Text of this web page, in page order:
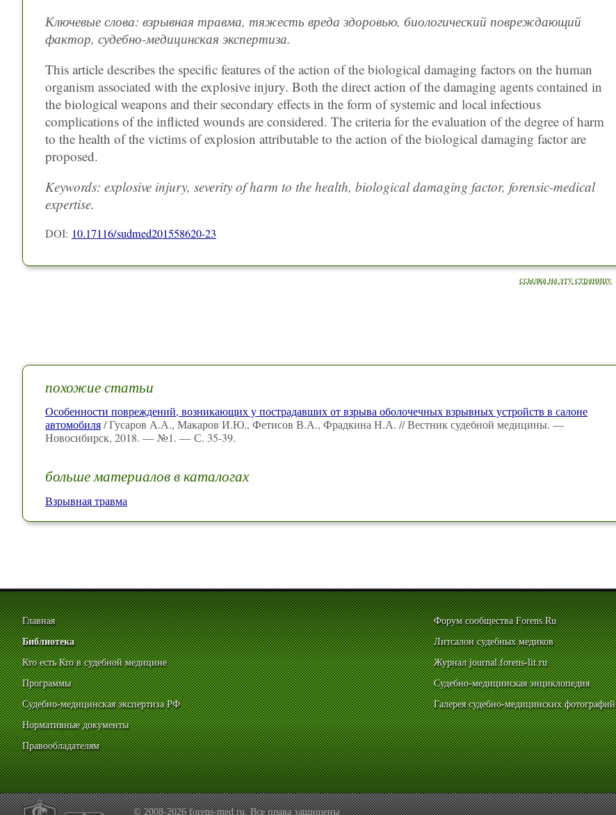
Ключевые слова: взрывная травма, тяжесть вреда здоровью, биологический повреждающий
фактор, судебно-медицинская экспертиза.
This article describes the specific features of the action of the biological damaging factors on the human
organism associated with the explosive injury. Both the direct action of the damaging agents contained in
the biological weapons and their secondary effects in the form of systemic and local infectious
complications of the inflicted wounds are considered. The criteria for the evaluation of the degree of harm
to the health of the victims of explosion attributable to the action of the biological damaging factor are
proposed.
Keywords: explosive injury, severity of harm to the health, biological damaging factor, forensic-medical
expertise.
DOI: 10.17116/sudmed201558620-23
ссылка на эту страницу
похожие статьи
Особенности повреждений, возникающих у пострадавших от взрыва оболочечных взрывных устройств в салоне
автомобиля/ Гусаров А.А., Макаров И.Ю., Фетисов В.А., Фрадкина Н.А. // Вестник судебной медицины. —
Новосибирск, 2018. — №1. — С. 35-39.
больше материалов в каталогах
Взрывная травма
Главная
Библиотека
Кто есть Кто в судебной медицине
Программы
Судебно-медицинская экспертиза РФ
Нормативные документы
Правообладателям
Форум сообщества Forens.Ru
Литсалон судебных медиков
Журнал journal.forens-lit.ru
Судебно-медицинская энциклопедия
Галерея судебно-медицинских фотографий
© 2008-2026 forens-med.ru. Все права защищены